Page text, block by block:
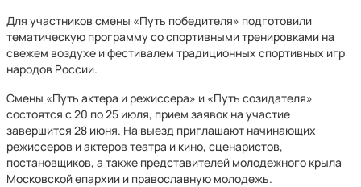
Для участников смены «Путь победителя» подготовили
тематическую программу со спортивными тренировками на
свежем воздухе и фестивалем традиционных спортивных игр
народов России.
Смены «Путь актера и режиссера» и «Путь созидателя»
состоятся с 20 по 25 июля, прием заявок на участие
завершится 28 июня. На выезд приглашают начинающих
режиссеров и актеров театра и кино, сценаристов,
постановщиков, а также представителей молодежного крыла
Московской епархии и православную молодежь.